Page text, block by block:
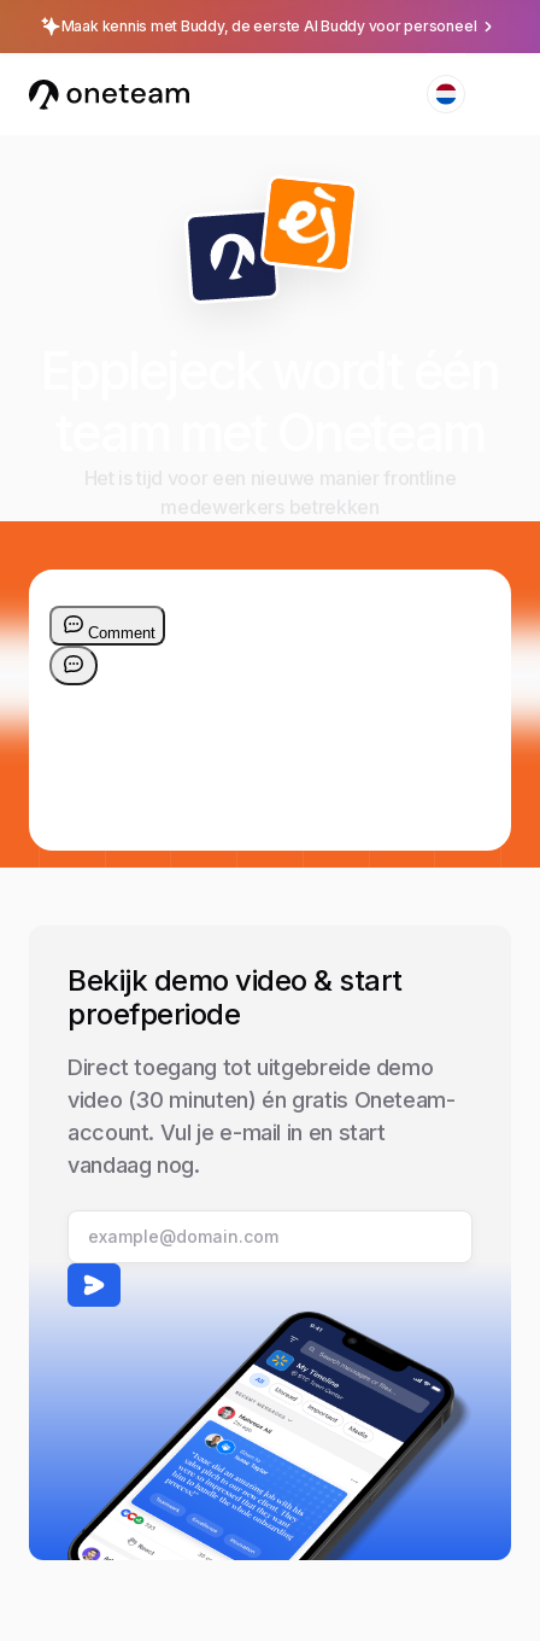
Maak kennis met Buddy, de eerste AI Buddy voor personeel
Bekijk demo video & start
proefperiode
Direct toegang tot uitgebreide demo
video (30 minuten) én gratis Oneteam-
account. Vul je e-mail in en start
vandaag nog.